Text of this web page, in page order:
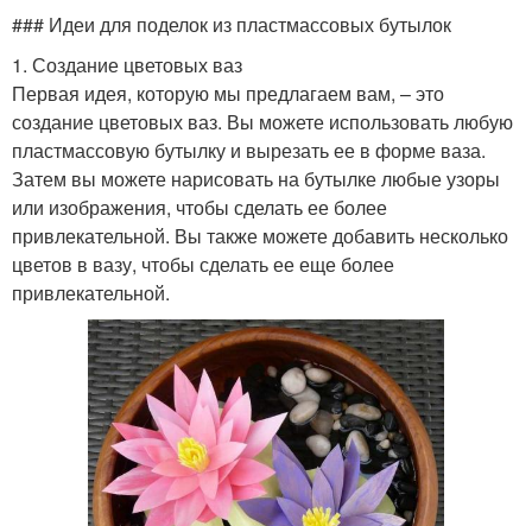
### Идеи для поделок из пластмассовых бутылок
1. Создание цветовых ваз
Первая идея, которую мы предлагаем вам, – это
создание цветовых ваз. Вы можете использовать любую
пластмассовую бутылку и вырезать ее в форме ваза.
Затем вы можете нарисовать на бутылке любые узоры
или изображения, чтобы сделать ее более
привлекательной. Вы также можете добавить несколько
цветов в вазу, чтобы сделать ее еще более
привлекательной.